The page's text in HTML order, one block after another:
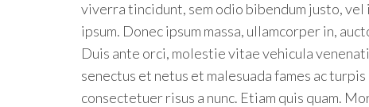
viverra tincidunt, sem odio bibendum justo,
ipsum. Donec ipsum massa, ullamcorper in,
Duis ante orci, molestie vitae vehicula
senectus et netus et malesuada fames ac
consectetuer risus a nunc. Etiam quis quam.